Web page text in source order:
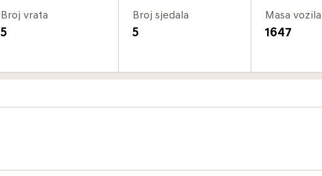
Broj vrata
5
Broj sjedala
5
Masa
1647